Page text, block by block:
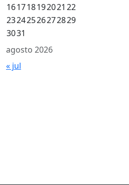
agosto 2026
161718192021 22
23242526272829
3031
« jul